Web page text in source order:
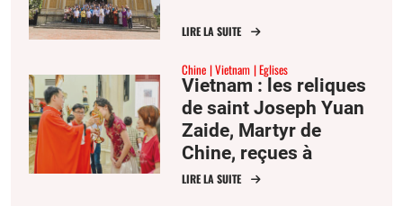
LIRE LA SUITE
Chine Vietnam Eglises
Vietnam : les reliques
de saint Joseph Yuan
Zaide, Martyr de
Chine, reçues à
Saïgon en signe
LIRE LA SUITE